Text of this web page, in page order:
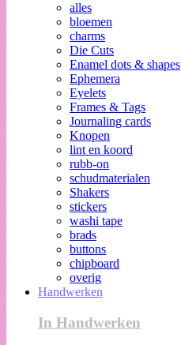
alles
bloemen
charms
Die Cuts
Enamel dots & shapes
Ephemera
Eyelets
Frames & Tags
Journaling cards
Knopen
lint en koord
rubb-on
schudmaterialen
Shakers
stickers
washi tape
brads
buttons
chipboard
overig
Handwerken
In Handwerken